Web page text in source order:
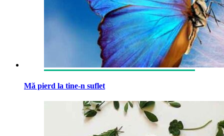
Mă pierd la tine-n suflet